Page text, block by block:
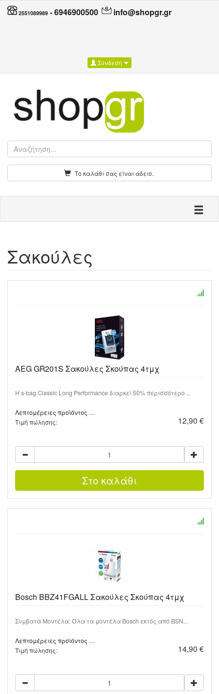
2551089989 -6946900500 info@shopgr.gr
Σύνδεση
Το καλάθι σας είναι άδειο.
Toggle
Σακούλες
AEG GR201S Σακούλες Σκούπας 4τμχ
Η s-bag Classic Long Performance διαρκεί 50% περισσότερο ...
Λεπτομέρειες προϊόντος …
Τιμή πώλησης:
12,90 €
Bosch BBZ41FGALL Σακούλες Σκούπας 4τμχ
Συμβατά Μοντέλα: Όλα τα μοντέλα Bosch εκτός από BSN...
Λεπτομέρειες προϊόντος …
Τιμή πώλησης:
14,90 €